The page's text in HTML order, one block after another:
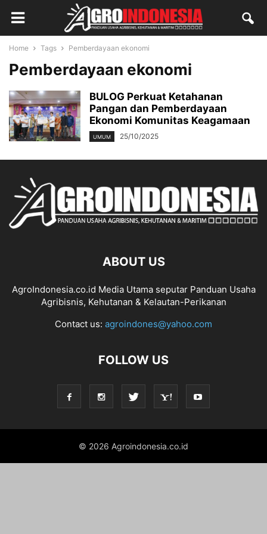
Home Tags Pemberdayaan ekonomi
Pemberdayaan ekonomi
BULOG Perkuat Ketahanan
Pangan dan Pemberdayaan
Ekonomi Komunitas Keagamaan
UMUM 25/10/2025
ABOUT US
AgroIndonesia.co.id Media Utama seputar Panduan Usaha
Agribisnis, Kehutanan & Kelautan-Perikanan
Contact us: agroindones@yahoo.com
FOLLOW US
© 2026 Agroindonesia.co.id